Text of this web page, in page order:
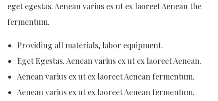
eget egestas. Aenean varius ex ut ex laoreet Aenean the
fermentum.
Providing all materials, labor equipment.
Eget Egestas. Aenean varius ex ut ex laoreet Aenean.
Aenean varius ex ut ex laoreet Aenean fermentum.
Aenean varius ex ut ex laoreet Aenean fermentum.